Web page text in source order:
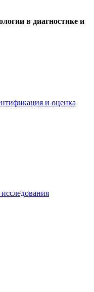
в диагностике и
и оценка